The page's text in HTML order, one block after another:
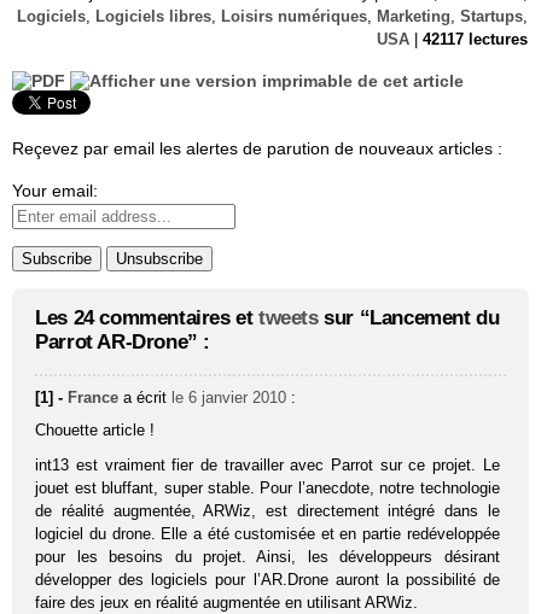
Logiciels
Logiciels libres Loisirs numériques Marketing Startups
USA
42117 lectures
Reçevez par email les alertes de parution de nouveaux articles :
Your email:
Les 24 commentaires et tweetssur “Lancement du
Parrot AR-Drone” :
[1] - France a écrit le 6 janvier 2010 :
Chouette article !
int13 est vraiment fier de travailler avec Parrot sur ce projet. Le
jouet est bluffant, super stable. Pour l’anecdote, notre technologie
de réalité augmentée, ARWiz, est directement intégré dans le
logiciel du drone. Elle a été customisée et en partie redéveloppée
pour les besoins du projet. Ainsi, les développeurs désirant
développer des logiciels pour l’AR.Drone auront la possibilité de
faire des jeux en réalité augmentée en utilisant ARWiz.